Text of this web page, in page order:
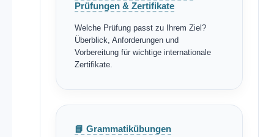
Prüfungen & Zertifikate
Welche Prüfung passt zu Ihrem Ziel?
Überblick, Anforderungen und
Vorbereitung für wichtige internationale
Zertifikate.
📘 Grammatikübungen